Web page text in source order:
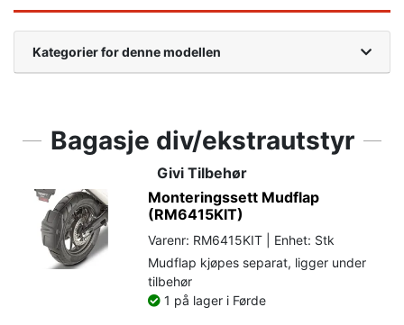
Kategorier for denne modellen
Bagasje div/ekstrautstyr
Givi Tilbehør
Monteringssett Mudflap
(RM6415KIT)
Varenr: RM6415KIT | Enhet: Stk
Mudflap kjøpes separat, ligger under
tilbehør
1 på lager i Førde